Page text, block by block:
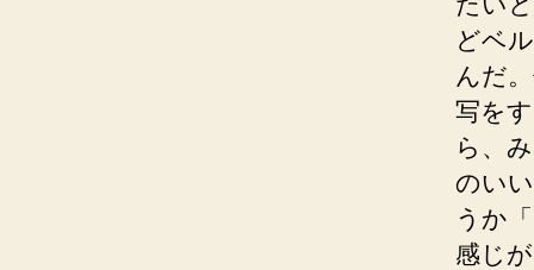
どベ
んだ
写を
ら、
のい
うか
感じ